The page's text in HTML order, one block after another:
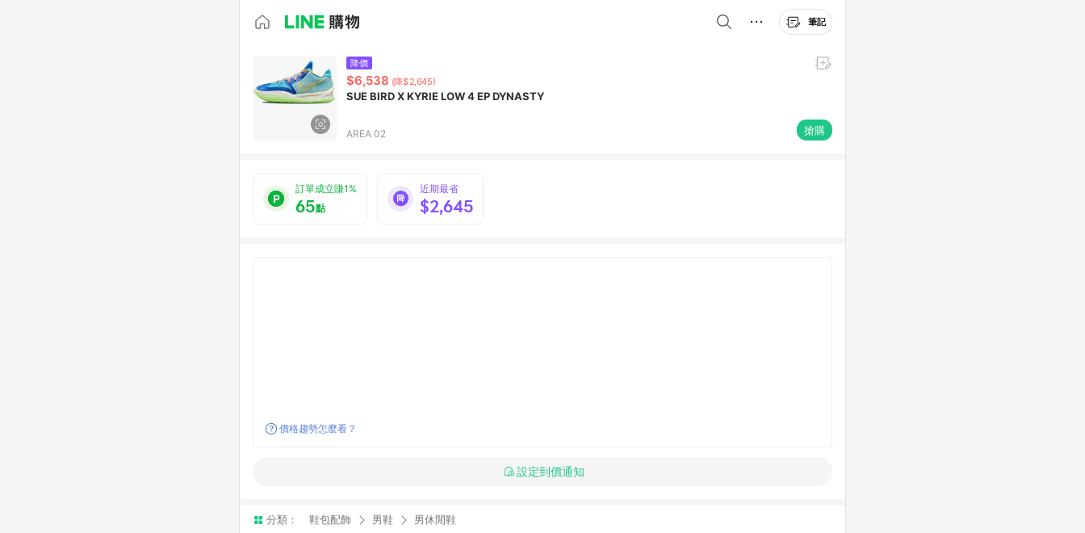
筆記
降價
$6,538 (降$2,645)
SUE BIRD X KYRIE LOW 4 EP DYNASTY
AREA 02 搶購
訂單成立賺1%
65點
近期最省
$2,645
價格趨勢怎麼看？
設定到價通知
分類： 鞋包配飾 男鞋 男休閒鞋